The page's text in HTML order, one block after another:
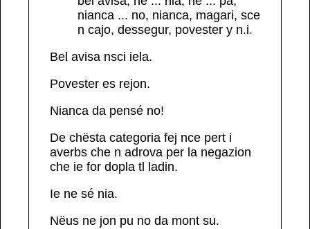
nianca ... no, nianca, magari, sce
n cajo, dessegur, povester y n.i.
Bel avisa nsci iela.
Povester es rejon.
Nianca da pensé no!
De chësta categoria fej nce pert i
averbs che n adrova per la negazion
che ie for dopla tl ladin.
Ie ne sé nia.
Nëus ne jon pu no da mont su.